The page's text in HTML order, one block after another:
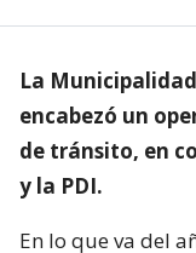
La
encabezó un
de tránsito, en
y la PDI.
En lo que va del